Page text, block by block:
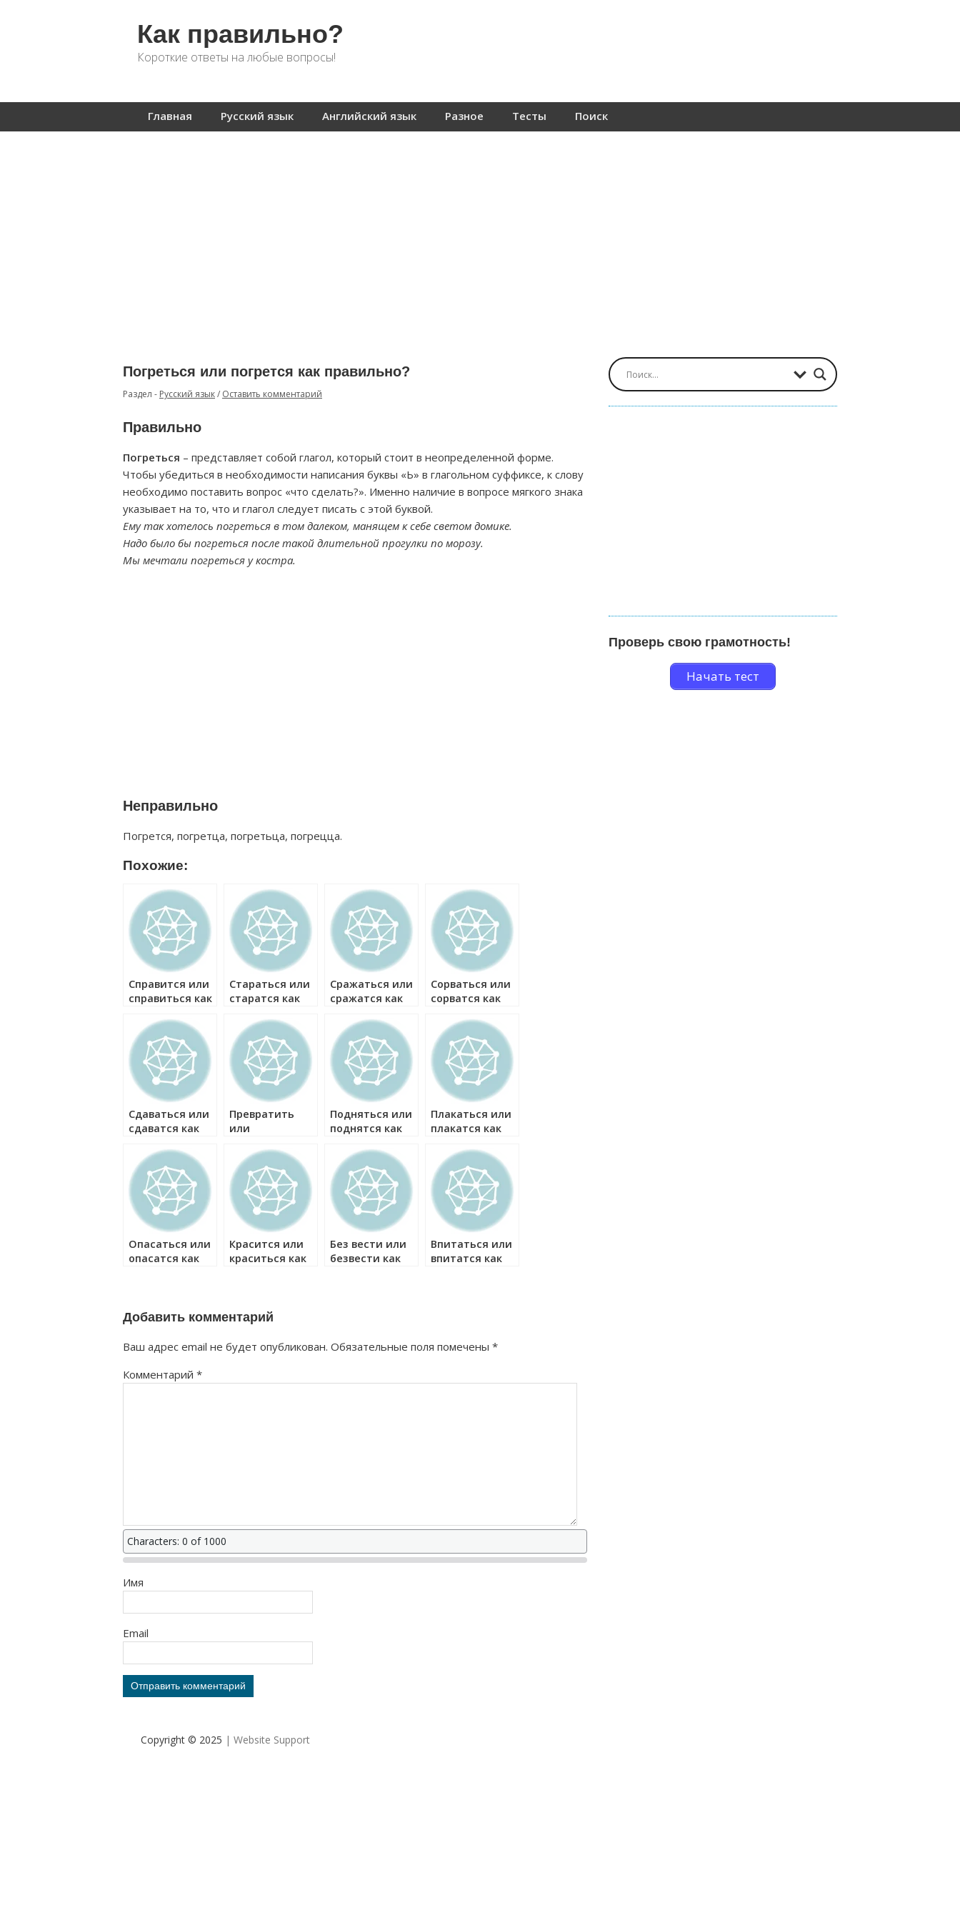
Как правильно?
Короткие ответы на любые вопросы!
Главная Русский язык Английский язык Разное Тесты Поиск
Погреться или погрется как правильно?
Раздел - Русский язык/ Оставить комментарий
Правильно
Погреться – представляет собой глагол, который стоит в неопределенной форме.
Чтобы убедиться в необходимости написания буквы «Ь» в глагольном суффиксе, к слову
необходимо поставить вопрос «что сделать?». Именно наличие в вопросе мягкого знака
указывает на то, что и глагол следует писать с этой буквой.
Ему так хотелось погреться в том далеком, манящем к себе светом домике.
Надо было бы погреться после такой длительной прогулки по морозу.
Мы мечтали погреться у костра.
Неправильно
Погрется, погретца, погретьца, погрецца.
Похожие:
Справится или
справиться как
Стараться или
старатся как
Сражаться или
сражатся как
Сорваться или
сорватся как
Сдаваться или
сдаватся как
Превратить
или
правильно?
Подняться или
поднятся как
Плакаться или
плакатся как
Опасаться или
опасатся как
Красится или
краситься как
Без вести или
безвести как
Впитаться или
впитатся как
Добавить комментарий
Ваш адрес email не будет опубликован. Обязательные поля помечены *
Комментарий *
Characters: 0 of 1000
Имя
Email
Проверь свою грамотность!
Начать тест
Copyright © 2025 | Website Support